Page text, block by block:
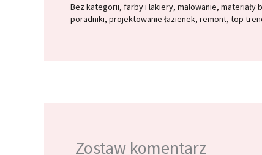
Bez kategorii, farby i lakiery, malowanie, materiały
poradniki, projektowanie łazienek, remont, top
Zostaw komentarz